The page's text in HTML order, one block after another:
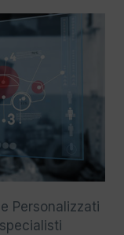
Personalizzati